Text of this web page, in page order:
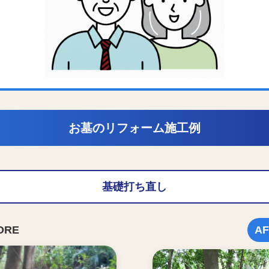
お墓のリフォーム施工例
基礎打ち直し